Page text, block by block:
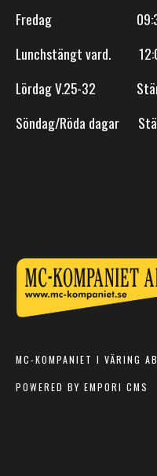
Fredag 09:30-
Lunchstängt vard.
Lördag V.25-32
Söndag/Röda dagar
MC-KOMPANIET I VÄRING
POWERED BY EMPORI CMS